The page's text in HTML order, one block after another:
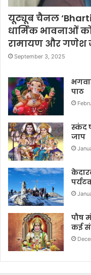
यूट्यूब चैनल
धार्मिक भावनाओं
रामायण और गणेश
September 3, 2025
पाठ
स्कंद
जाप
पौष
कई